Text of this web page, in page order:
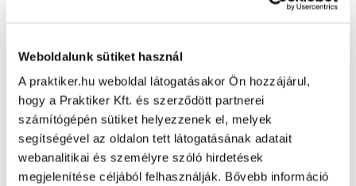
Weboldalunk sütiket használ
A praktiker.hu weboldal látogatásakor Ön hozzájárul,
hogy a Praktiker Kft. és szerződött partnerei
számítógépén sütiket helyezzenek el, melyek
segítségével az oldalon tett látogatásának adatait
webanalitikai és személyre szóló hirdetések
megjelenítése céljából felhasználják. Bővebb információ
Oldal újratöltése